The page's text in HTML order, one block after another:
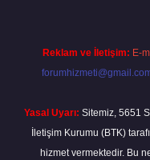
Reklam ve İletişim: E-
Yasal Uyarı: Sitemiz, 5651
İletişim Kurumu (BTK)
hizmet vermektedir. Bu